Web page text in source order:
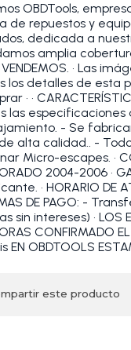
OBDTools,
de repuestos y
dedicada a
amplia
VENDEMOS. • Las
los detalles de esta
• •
las
- Se
de alta calidad.. -
Micro-escapes. •
2004-2006 •
• HORARIO DE
DE PAGO: -
sin intereses) • LOS
CONFIRMADO
EN OBDTOOLS
este producto